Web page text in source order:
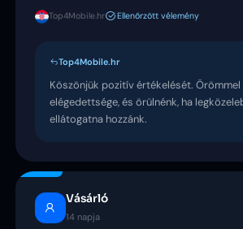
Top4Mobile.hr Ellenőrzött vélemény
Top4Mobile.hr
Köszönjük pozitív értékelését.
elégedettsége, és örülnénk, ha
ellátogatna hozzánk.
Vásárló
14 napja